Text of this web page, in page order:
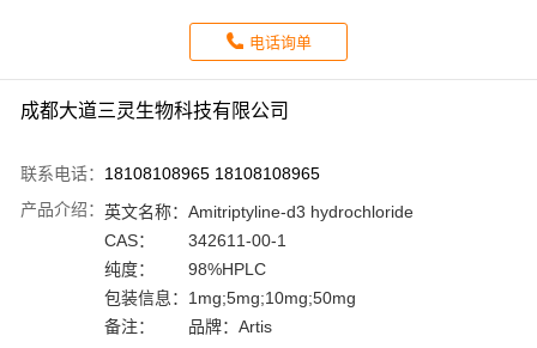
电话询单
成都大道三灵生物科技有限公司
联系电话： 18108108965 18108108965
产品介绍： 英文名称： Amitriptyline-d3 hydrochloride
CAS：
342611-00-1
纯度：
98%HPLC
包装信息： 1mg;5mg;10mg;50mg
备注：
品牌：Artis